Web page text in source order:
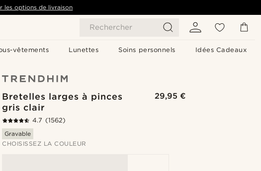
Rechercher
vêtements Lunettes Soins personnels Idées Cadeaux
les options de livraison
Bretelles larges à pinces
gris clair
29,95 €
4.7 (1562)
Gravable
CHOISISSEZ LA COULEUR